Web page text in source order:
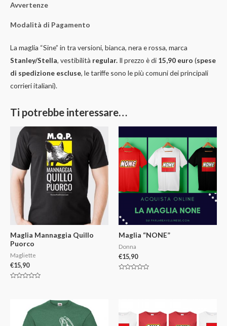
Avvertenze
Modalità di Pagamento
La maglia “Sine” in tra versioni, bianca, nera e rossa, marca
Stanley/Stella, vestibilità regular. Il prezzo è di 15,90 euro (spese
di spedizione escluse, le tariffe sono le più comuni dei principali
corrieri italiani).
Ti potrebbe interessare…
Maglia Mannaggia Quillo
Puorco
Magliette
€15,90
Maglia “NONE”
Donna
€15,90